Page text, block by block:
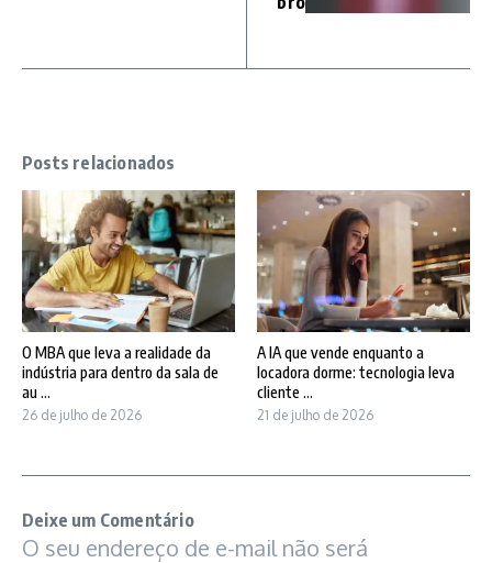
Posts relacionados
O MBA que leva a realidade da
indústria para dentro da sala de
au ...
26 de julho de 2026
A IA que vende enquanto a
locadora dorme: tecnologia leva
cliente ...
21 de julho de 2026
Deixe um Comentário
O seu endereço de e-mail não será